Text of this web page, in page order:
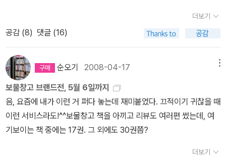
이기에 가능하지 않았을까 한다.혹여 요즘이라면 가능할 지 모르지만
1937년 당시라니.....정말 대단한 천재라는 생각을 한다.그의 동화가
더 있었더라면 하는 아쉬움이 진하게 남는다.어린이들은 같은 책을
반복해서 읽어도 늘 처음처럼 재미있어 하는 데 이 책을 자주 읽게 되
면 기억에 남은 '이상'이라는 작가가 후에 고등학교 교과서에서 만났
을 때 기억하지 않을까 하는 생각도 한다. 그럼 그 때 이 동화를 떠올
리면서 어린 시절을 기억할 수 있을 것 같다.논술에 강하지는 가장 쉬
운 방법이 책을 많이 읽는 것이라는 데 이 한 권의 동화가 그 씨앗이
될 것 같다. 책을 좋아하게 되는.
로 먹는 주인공이, 초등독자들은너무너무 부러워서 배가 아플 거 같
다.그것도돈을 받고 팔아버렸고, 잔소리도 듣지 않고 심부름도 하지
않으니 얼마나 부럽겠는가~ㅋㅋㅋ어른들은 나쁜녀석이라고 욕하실
까? 오~ 노노, 일단 읽어보면 그렇게 욕할 수 없을지도......>> 접힌
부분 펼치기 >> << 펼친 부분 접기 <<작가님이 초등독자에게 처음
으로 사인해 준 아이가 우리 민경이라 예뻐해주신다.마침 고등학교
입학한 날사인본이 와서, 아이에게 축하 선물이 됐다. 작가님 보시게
교복 사진 하나 찍으려 했는데~ 중학교 입학땐 포즈를 취하더니 이젠
안한다.ㅠㅠ민경이 이름을 작품에 쓰겠다고 허락도 받았었고, 대학에
들어가면 밥 사준다고 사인해주셨다.ㅋㅋ2007년 1월 만남 이후에도
더보기
공감 (8) 댓글 (16)
순오기 2008-04-17
보물창고 브랜드전, 5월 6일까지
음, 요즘에 내가 이런 거 퍼다 놓는데 재미붙였다. 끄적이기 귀찮을 때
이런 서비스라도!^^보물창고 책을 아끼고 리뷰도 여러편 썼는데, 여
기보이는 책 중에는 17권. 그 외에도 30권쯤?
더보기